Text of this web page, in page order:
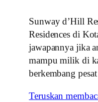
Sunway d’Hill
Residences di
jawapannya jika
mampu milik di
berkembang
Teruskan